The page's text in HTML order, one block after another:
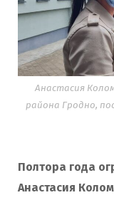
Анастасия
района Гродно,
Полтора года
Анастасия